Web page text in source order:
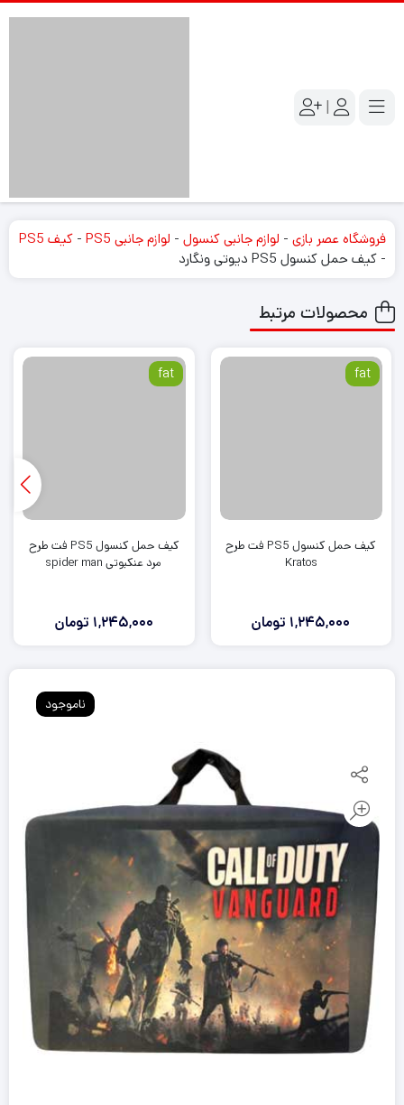
|
فروشگاه عصر بازی - لوازم جانبی کنسول - لوازم جانبی PS5 - کیف PS5
- کیف حمل کنسول PS5 دیوتی ونگارد
محصولات مرتبط
fat
کیف حمل کنسول PS5 فت طرح
Kratos
1,245,000 تومان
fat
کیف حمل کنسول PS5 فت طرح
مرد عنکبوتی spider man
1,245,000 تومان
ناموجود